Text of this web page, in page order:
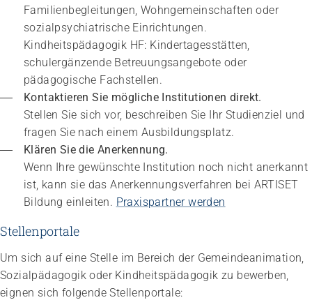
Impuls
Umgang mit verhaltensbezogenen und
psychologischen Symptomen bei Menschen mit
Demenz
20.08.2026 online
Familienbegleitungen, Wohngemeinschaften oder
sozialpsychiatrische Einrichtungen.
Kindheitspädagogik HF: Kindertagesstätten,
schulergänzende Betreuungsangebote oder
pädagogische Fachstellen.
Kontaktieren Sie mögliche Institutionen direkt.
Stellen Sie sich vor, beschreiben Sie Ihr Studienziel und
fragen Sie nach einem Ausbildungsplatz.
Klären Sie die Anerkennung.
Wenn Ihre gewünschte Institution noch nicht anerkannt
ist, kann sie das Anerkennungsverfahren bei ARTISET
Bildung einleiten. Praxispartner werden
Stellenportale
Um sich auf eine Stelle im Bereich der Gemeindeanimation,
Sozialpädagogik oder Kindheitspädagogik zu bewerben,
eignen sich folgende Stellenportale: